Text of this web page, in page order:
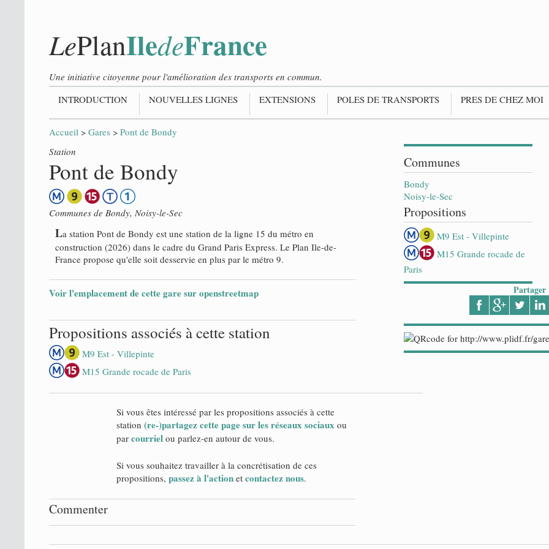
LePlanIledeFrance
Une initiative citoyenne pour l'amélioration des transports en commun.
INTRODUCTION
NOUVELLES LIGNES EXTENSIONS POLES DE TRANSPORTS PRES DE CHEZ MOI
Accueil > Gares > Pont de Bondy
Communes
Bondy
Noisy-le-Sec
Propositions
M9 Est - Villepinte
M15 Grande rocade de
Paris
Partager
Station
Pont de Bondy
Communes de Bondy, Noisy-le-Sec
La station Pont de Bondy est une station de la ligne 15 du métro en
construction (2026) dans le cadre du Grand Paris Express. Le Plan Ile-de-
France propose qu'elle soit desservie en plus par le métro 9.
Voir l'emplacement de cette gare sur openstreetmap
Propositions associés à cette station
M9 Est - Villepinte
M15 Grande rocade de Paris
Si vous êtes intéressé par les propositions associés à cette
station (re-)partagez cette page sur les réseaux sociaux ou
par courriel ou parlez-en autour de vous.
Si vous souhaitez travailler à la concrétisation de ces
propositions, passez à l'action et contactez nous.
Commenter